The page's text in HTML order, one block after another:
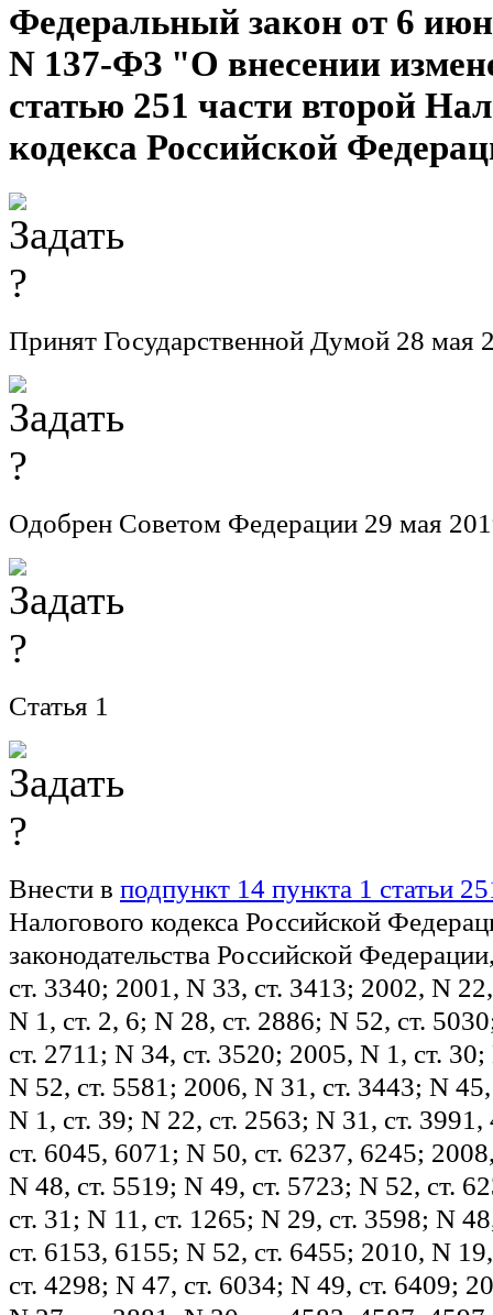
Федеральный закон от 6
N 137-ФЗ "О внесении
статью 251 части второй
кодекса Российской
Принят Государственной Думой 28 мая
Одобрен Советом Федерации 29 мая
Статья 1
Внести в подпункт 14 пункта 1 статьи
Налогового кодекса Российской
законодательства Российской
ст. 3340; 2001, N 33, ст. 3413; 2002, N
N 1, ст. 2, 6; N 28, ст. 2886; N 52, ст.
ст. 2711; N 34, ст. 3520; 2005, N 1, ст.
N 52, ст. 5581; 2006, N 31, ст. 3443; N
N 1, ст. 39; N 22, ст. 2563; N 31, ст.
ст. 6045, 6071; N 50, ст. 6237, 6245;
N 48, ст. 5519; N 49, ст. 5723; N 52, ст.
ст. 31; N 11, ст. 1265; N 29, ст. 3598; N
ст. 6153, 6155; N 52, ст. 6455; 2010, N
ст. 4298; N 47, ст. 6034; N 49, ст. 6409;